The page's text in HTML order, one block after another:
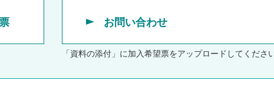
お問い合わせ
「資料の添付」に加入希望票をアップロードしてくださ